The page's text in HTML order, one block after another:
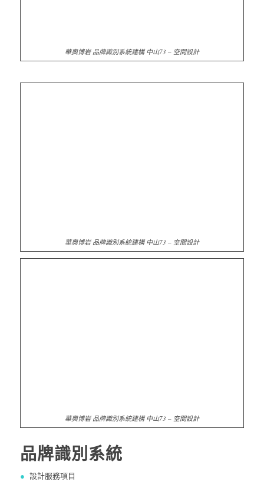
華奧博岩 品牌識別系統建構 中山73 – 空間設計
華奧博岩 品牌識別系統建構 中山73 – 空間設計
華奧博岩 品牌識別系統建構 中山73 – 空間設計
品牌識別系統
● 設計服務項目